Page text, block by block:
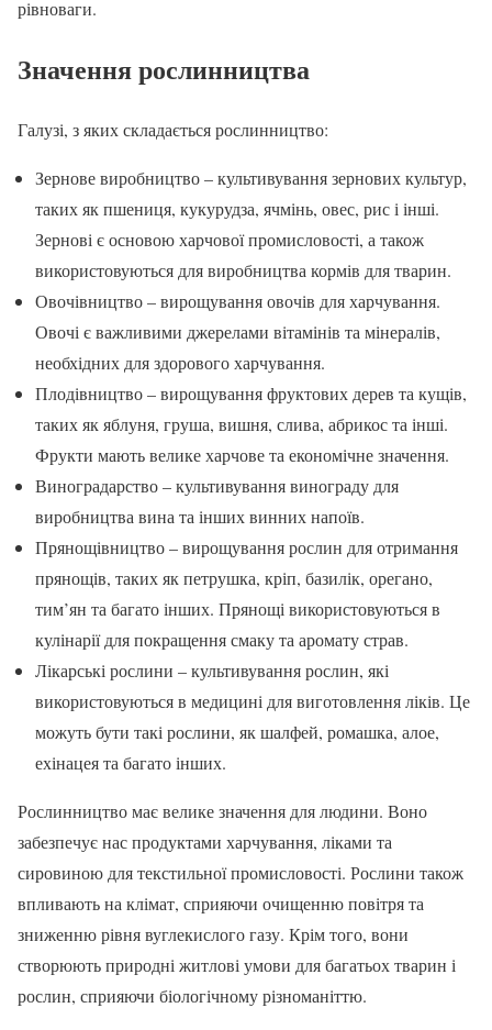
рівноваги.
Значення рослинництва
Галузі, з яких складається рослинництво:
Зернове виробництво – культивування зернових культур,
таких як пшениця, кукурудза, ячмінь, овес, рис і інші.
Зернові є основою харчової промисловості, а також
використовуються для виробництва кормів для тварин.
Овочівництво – вирощування овочів для харчування.
Овочі є важливими джерелами вітамінів та мінералів,
необхідних для здорового харчування.
Плодівництво – вирощування фруктових дерев та кущів,
таких як яблуня, груша, вишня, слива, абрикос та інші.
Фрукти мають велике харчове та економічне значення.
Виноградарство – культивування винограду для
виробництва вина та інших винних напоїв.
Прянощівництво – вирощування рослин для отримання
прянощів, таких як петрушка, кріп, базилік, орегано,
тим’ян та багато інших. Прянощі використовуються в
кулінарії для покращення смаку та аромату страв.
Лікарські рослини – культивування рослин, які
використовуються в медицині для виготовлення ліків. Це
можуть бути такі рослини, як шалфей, ромашка, алое,
ехінацея та багато інших.
Рослинництво має велике значення для людини. Воно
забезпечує нас продуктами харчування, ліками та
сировиною для текстильної промисловості. Рослини також
впливають на клімат, сприяючи очищенню повітря та
зниженню рівня вуглекислого газу. Крім того, вони
створюють природні житлові умови для багатьох тварин і
рослин, сприяючи біологічному різноманіттю.